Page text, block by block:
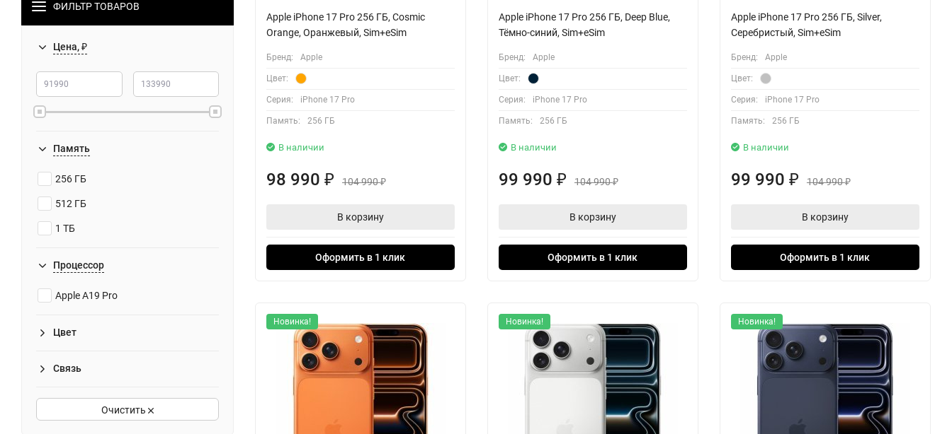
ФИЛЬТР ТОВАРОВ
Цена, ₽
Память
256 ГБ
512 ГБ
1 ТБ
Процессор
Apple A19 Pro
Цвет
Связь
Очистить
Apple iPhone 17 Pro 256 ГБ, Cosmic
Orange, Оранжевый, Sim+eSim
Бренд: Apple
Цвет:
Серия: iPhone 17 Pro
Память: 256 ГБ
В наличии
98 990 ₽ 104 990₽
В корзину
Оформить в 1 клик
Apple iPhone 17 Pro 256 ГБ, Deep Blue,
Тёмно-синий, Sim+eSim
Бренд: Apple
Цвет:
Серия: iPhone 17 Pro
Память: 256 ГБ
В наличии
99 990 ₽ 104 990₽
В корзину
Оформить в 1 клик
Apple iPhone 17 Pro 256 ГБ, Silver,
Серебристый, Sim+eSim
Бренд: Apple
Цвет:
Серия: iPhone 17 Pro
Память: 256 ГБ
В наличии
99 990 ₽ 104 990₽
В корзину
Оформить в 1 клик
Новинка! Новинка! Новинка!